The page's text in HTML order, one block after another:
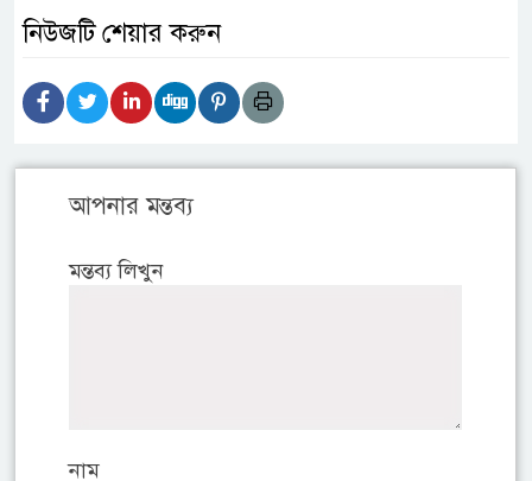
নিউজটি শেয়ার করুন
আপনার মন্তব্য
মন্তব্য লিখুন
নাম